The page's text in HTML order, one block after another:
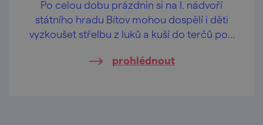
Po celou dobu prázdnin si na I. nádvoří
státního hradu Bítov mohou dospělí i děti
vyzkoušet střelbu z luků a kuší do terčů pod
prohlédnout